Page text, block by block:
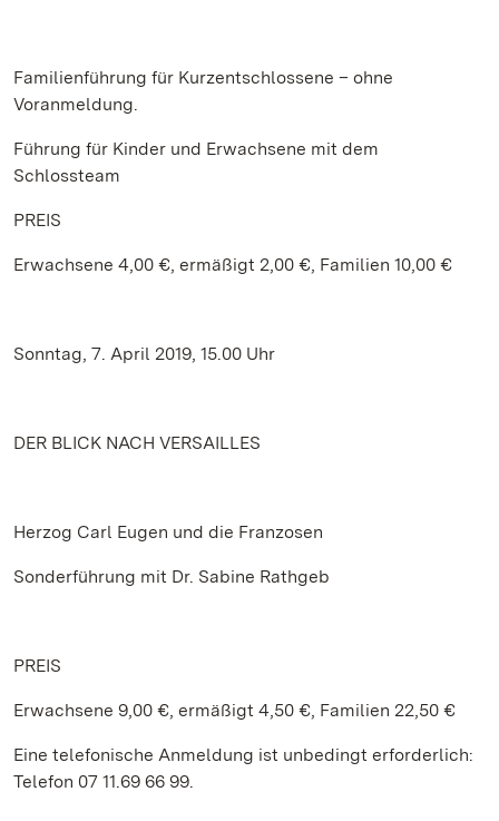
Familienführung für Kurzentschlossene – ohne
Voranmeldung.
Führung für Kinder und Erwachsene mit dem
Schlossteam
PREIS
Erwachsene 4,00 €, ermäßigt 2,00 €, Familien 10,00 €
Sonntag, 7. April 2019, 15.00 Uhr
DER BLICK NACH VERSAILLES
Herzog Carl Eugen und die Franzosen
Sonderführung mit Dr. Sabine Rathgeb
PREIS
Erwachsene 9,00 €, ermäßigt 4,50 €, Familien 22,50 €
Eine telefonische Anmeldung ist unbedingt erforderlich:
Telefon 07 11.69 66 99.